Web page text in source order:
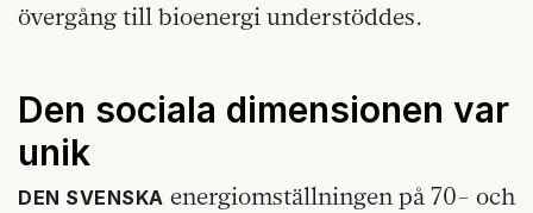
övergång till bioenergi understöddes.
Den sociala dimensionen var
unik
DEN SVENSKA energiomställningen på 70- och